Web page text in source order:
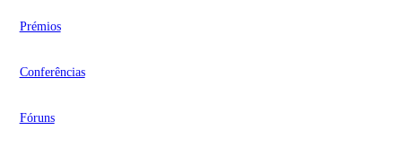
Prémios
Conferências
Fóruns